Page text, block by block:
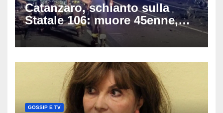
Catanzaro, schianto sulla
Statale 106: muore 45enne,
coinvolti un’auto, un suv e
una moto
GOSSIP E TV